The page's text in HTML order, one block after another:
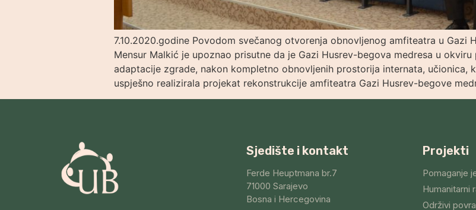
7.10.2020.godine Povodom svečanog otvorenja obnovljenog amfiteatra u Gazi
Mensur Malkić je upoznao prisutne da je Gazi Husrev-begova medresa u
adaptacije zgrade, nakon kompletno obnovljenih prostorija internata, učionica,
uspješno realizirala projekat rekonstrukcije amfiteatra Gazi Husrev-begove
Sjedište i kontakt
Ferde Heuptmana br.7
71000 Sarajevo
Bosna i Hercegovina
Projekti
Pomaganje
Humanitarni
Održivi